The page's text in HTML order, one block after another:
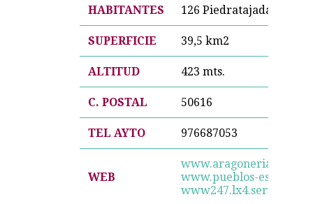
HABITANTES 126 Piedratajadanos
SUPERFICIE 39,5 km2
ALTITUD 423 mts.
C. POSTAL 50616
TEL AYTO 976687053
WEB
www.aragoneria.com/
www.pueblos-